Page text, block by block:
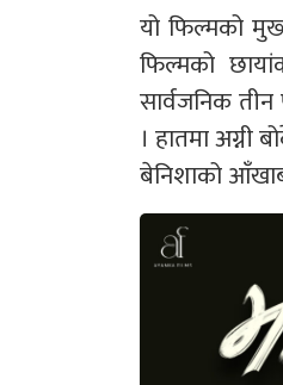
यो फिल्मको
फिल्मको
सार्वजनिक
। हातमा
बेनिशाको